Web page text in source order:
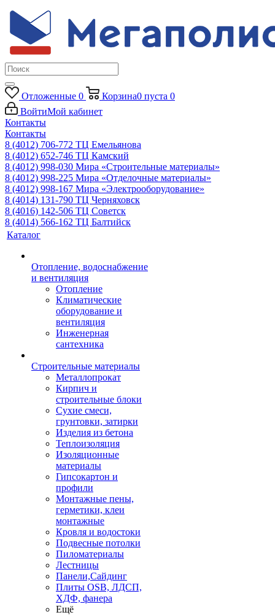
Отложенные 0 Корзина0 пуста 0
ВойтиМой кабинет
Контакты
Контакты
8 (4012) 706-772 ТЦ Емельянова
8 (4012) 652-746 ТЦ Камский
8 (4012) 998-030 Мира «Строительные материалы»
8 (4012) 998-225 Мира «Отделочные материалы»
8 (4012) 998-167 Мира «Электрооборудование»
8 (4014) 131-790 ТЦ Черняховск
8 (4016) 142-506 ТЦ Советск
8 (4014) 566-162 ТЦ Балтийск
Каталог
Отопление, водоснабжение
и вентиляция
Отопление
Климатические
оборудование и
вентиляция
Инженерная
сантехника
Строительные материалы
Металлопрокат
Кирпич и
строительные блоки
Сухие смеси,
грунтовки, затирки
Изделия из бетона
Теплоизоляция
Изоляционные
материалы
Гипсокартон и
профили
Монтажные пены,
герметики, клеи
монтажные
Кровля и водостоки
Подвесные потолки
Пиломатериалы
Лестницы
Панели,Сайдинг
Плиты OSB, ЛДСП,
ХДФ, фанера
Ещё